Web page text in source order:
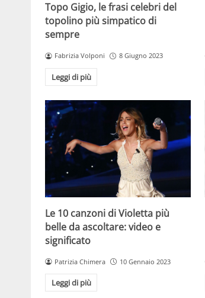
Topo Gigio, le frasi celebri del
topolino più simpatico di
sempre
Fabrizia Volponi 8 Giugno 2023
Leggi di più
Le 10 canzoni di Violetta più
belle da ascoltare: video e
significato
Patrizia Chimera 10 Gennaio 2023
Leggi di più